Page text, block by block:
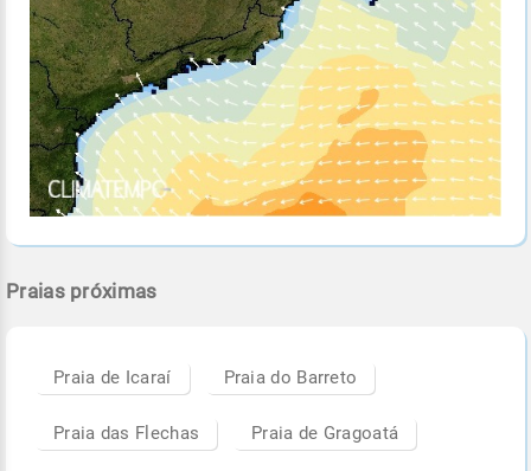
Praias próximas
Praia de Icaraí Praia do Barreto
Praia das Flechas Praia de Gragoatá